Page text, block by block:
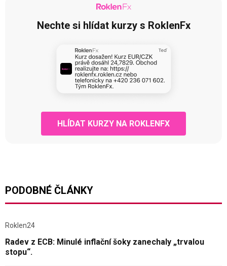
Nechte si hlídat kurzy s RoklenFx
HLÍDAT KURZY NA ROKLENFX
PODOBNÉ ČLÁNKY
Roklen24
Radev z ECB: Minulé inflační šoky zanechaly „trvalou
stopu“.